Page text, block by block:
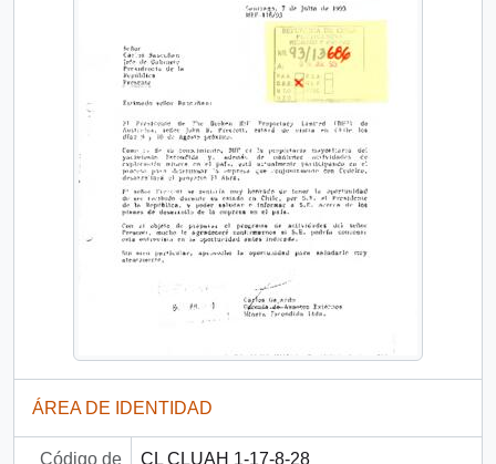
ÁREA DE IDENTIDAD
Código de
CL CLUAH 1-17-8-28